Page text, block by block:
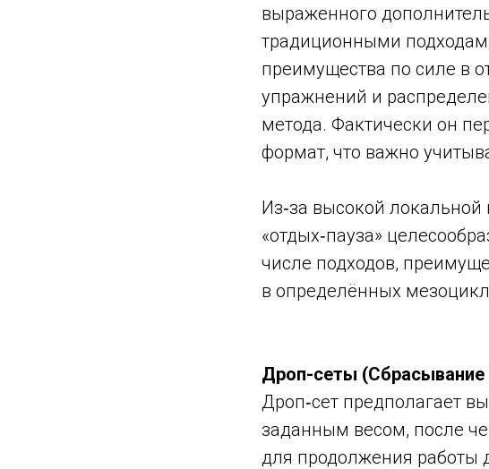
выраженного
традиционными
преимущества по силе в
упражнений и
метода. Фактически он
формат, что важно
Из‑за высокой
«отдых‑пауза»
числе подходов,
в определённых
Дроп-сеты (Сбрасывание
Дроп‑сет предполагает
заданным весом, после
для продолжения работы